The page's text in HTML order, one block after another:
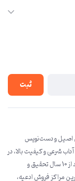
، فلکه آب ، بازار
ثبت
اصیل و دست‌نویس
شرعی و کیفیت بالا، در
جوار نورانی حرم امام رضا (ع) آغاز کرده است.با افتخار بعد از 10 سال تحقیق و
مراکز فروش ادعیه،